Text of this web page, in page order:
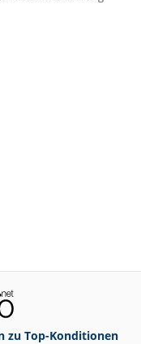
zu Top-Konditionen